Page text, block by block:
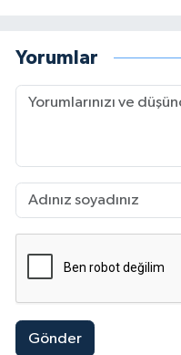
Yorumlar
Gönder